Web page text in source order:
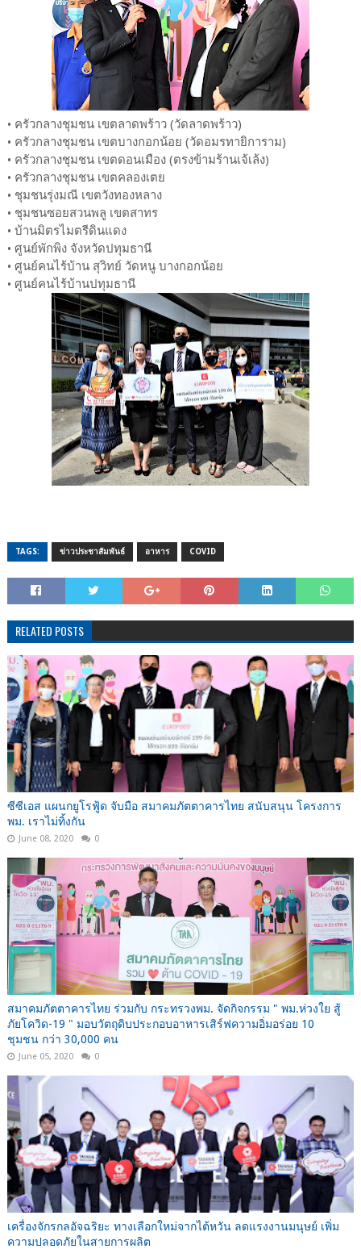
• ครัวกลางชุมชน เขตลาดพร้าว (วัดลาดพร้าว)
• ครัวกลางชุมชน เขตบางกอกน้อย (วัดอมรทายิการาม)
• ครัวกลางชุมชน เขตดอนเมือง (ตรงข้ามร้านเจ้เล้ง)
• ครัวกลางชุมชน เขตคลองเตย
• ชุมชนรุ่งมณี เขตวังทองหลาง
• ชุมชนซอยสวนพลู เขตสาทร
• บ้านมิตรไมตรีดินแดง
• ศูนย์พักพิง จังหวัดปทุมธานี
• ศูนย์คนไร้บ้าน สุวิทย์ วัดหนู บางกอกน้อย
• ศูนย์คนไร้บ้านปทุมธานี
TAGS: ข่าวประชาสัมพันธ์ อาหาร COVID
RELATED POSTS
ซีซีเอส แผนกยูโรฟู้ด จับมือ สมาคมภัตตาคารไทย สนับสนุน โครงการ
พม. เราไม่ทิ้งกัน
June 08, 2020 0
สมาคมภัตตาคารไทย ร่วมกับ กระทรวงพม. จัดกิจกรรม " พม.ห่วงใย สู้
ภัยโควิด-19 " มอบวัตถุดิบประกอบอาหารเสิร์ฟความอิ่มอร่อย 10
ชุมชน กว่า 30,000 คน
June 05, 2020 0
เครื่องจักรกลอัจฉริยะ ทางเลือกใหม่จากไต้หวัน ลดแรงงานมนุษย์ เพิ่ม
ความปลอดภัยในสายการผลิต